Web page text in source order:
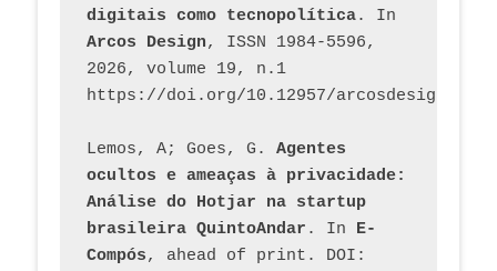
digitais como tecnopolítica
Arcos Design, ISSN 1984-5596,
2026, volume 19, n.1
https://doi.org/10.12957/
Lemos, A; Goes, G. Agentes
ocultos e ameaças à privacidade:
Análise do Hotjar na startup
brasileira QuintoAndar . In E-
Compós, ahead of print. DOI: